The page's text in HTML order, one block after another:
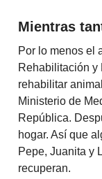
Mientras
Por lo menos el
Rehabilitación y
rehabilitar
Ministerio de
República.
hogar. Así que
Pepe, Juanita y
recuperan.